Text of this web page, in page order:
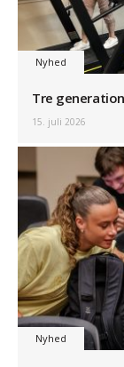
Nyhed
Tre
15. juli 2026
Nyhed